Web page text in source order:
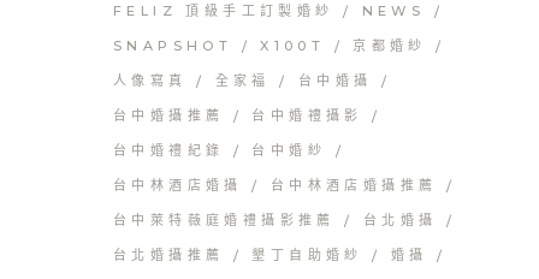
FELIZ 頂級手工訂製婚紗 NEWS
SNAPSHOT X100T 京都婚紗
人像寫真 全家福 台中婚攝
台中婚攝推薦 台中婚禮攝影
台中婚禮紀錄 台中婚紗
台中林酒店婚攝 台中林酒店婚攝推薦
台中萊特薇庭婚禮攝影推薦 台北婚攝
台北婚攝推薦 墾丁自助婚紗 婚攝